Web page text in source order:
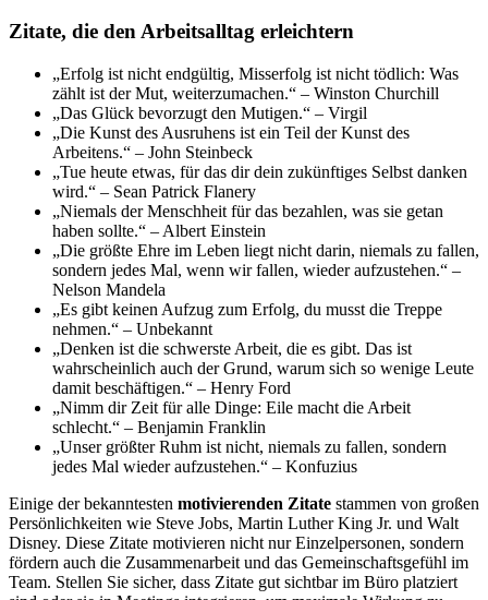
Zitate, die den Arbeitsalltag erleichtern
„Erfolg ist nicht endgültig, Misserfolg ist nicht tödlich: Was
zählt ist der Mut, weiterzumachen.“ – Winston Churchill
„Das Glück bevorzugt den Mutigen.“ – Virgil
„Die Kunst des Ausruhens ist ein Teil der Kunst des
Arbeitens.“ – John Steinbeck
„Tue heute etwas, für das dir dein zukünftiges Selbst danken
wird.“ – Sean Patrick Flanery
„Niemals der Menschheit für das bezahlen, was sie getan
haben sollte.“ – Albert Einstein
„Die größte Ehre im Leben liegt nicht darin, niemals zu fallen,
sondern jedes Mal, wenn wir fallen, wieder aufzustehen.“ –
Nelson Mandela
„Es gibt keinen Aufzug zum Erfolg, du musst die Treppe
nehmen.“ – Unbekannt
„Denken ist die schwerste Arbeit, die es gibt. Das ist
wahrscheinlich auch der Grund, warum sich so wenige Leute
damit beschäftigen.“ – Henry Ford
„Nimm dir Zeit für alle Dinge: Eile macht die Arbeit
schlecht.“ – Benjamin Franklin
„Unser größter Ruhm ist nicht, niemals zu fallen, sondern
jedes Mal wieder aufzustehen.“ – Konfuzius
Einige der bekanntesten motivierenden Zitate stammen von großen
Persönlichkeiten wie Steve Jobs, Martin Luther King Jr. und Walt
Disney. Diese Zitate motivieren nicht nur Einzelpersonen, sondern
fördern auch die Zusammenarbeit und das Gemeinschaftsgefühl im
Team. Stellen Sie sicher, dass Zitate gut sichtbar im Büro platziert